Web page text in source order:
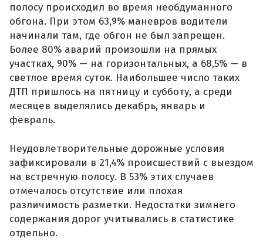
полосу происходил во время необдуманного
обгона. При этом 63,9% маневров водители
начинали там, где обгон не был запрещен.
Более 80% аварий произошли на прямых
участках, 90% — на горизонтальных, а 68,5% — в
светлое время суток. Наибольшее число таких
ДТП пришлось на пятницу и субботу, а среди
месяцев выделялись декабрь, январь и
февраль.
Неудовлетворительные дорожные условия
зафиксировали в 21,4% происшествий с выездом
на встречную полосу. В 53% этих случаев
отмечалось отсутствие или плохая
различимость разметки. Недостатки зимнего
содержания дорог учитывались в статистике
отдельно.